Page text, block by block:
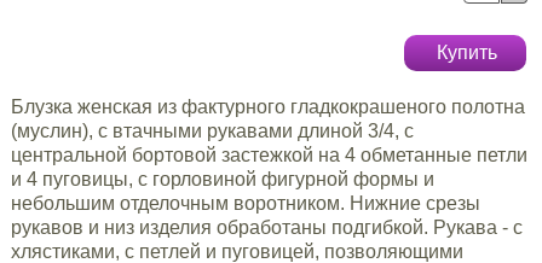
Купить
Блузка женская из фактурного гладкокрашеного полотна
(муслин), с втачными рукавами длиной 3/4, с
центральной бортовой застежкой на 4 обметанные петли
и 4 пуговицы, с горловиной фигурной формы и
небольшим отделочным воротником. Нижние срезы
рукавов и низ изделия обработаны подгибкой. Рукава - с
хлястиками, с петлей и пуговицей, позволяющими